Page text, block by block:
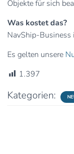
Objekte für sich
Was kostet das?
NavShip-Business
Es gelten unsere
1.397
Kategorien: